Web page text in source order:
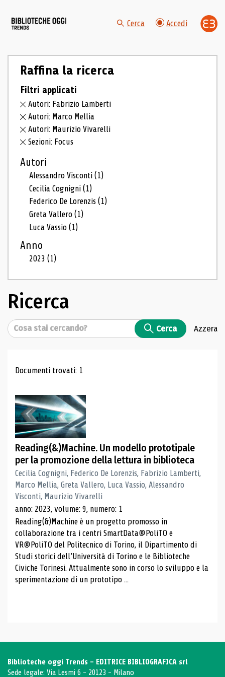
Cerca Accedi
Raffina la ricerca
Filtri applicati
Autori: Fabrizio Lamberti
Autori: Marco Mellia
Autori: Maurizio Vivarelli
Sezioni: Focus
Autori
Alessandro Visconti(1)
Cecilia Cognigni(1)
Federico De Lorenzis(1)
Greta Vallero(1)
Luca Vassio(1)
Anno
2023(1)
Ricerca
Cerca Cerca Azzera
Risultati di ricerca
Documenti trovati: 1
Reading(&)Machine. Un modello prototipale
per la promozione della lettura in biblioteca
Cecilia Cognigni, Federico De Lorenzis, Fabrizio Lamberti,
Marco Mellia, Greta Vallero, Luca Vassio, Alessandro
Visconti, Maurizio Vivarelli
anno: 2023, volume: 9, numero: 1
Reading(&)Machine è un progetto promosso in
collaborazione tra i centri SmartData@PoliTO e
VR@PoliTO del Politecnico di Torino, il Dipartimento di
Studi storici dell’Università di Torino e le Biblioteche
Civiche Torinesi. Attualmente sono in corso lo sviluppo e la
sperimentazione di un prototipo ...
Biblioteche oggi Trends - EDITRICE BIBLIOGRAFICA srl
Sede legale: Via Lesmi 6 - 20123 - Milano